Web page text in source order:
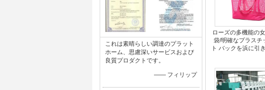
これは素晴らしい調達のプラット
ホーム、思慮深いサービスおよび
良質プロダクトです。
—— フィリップ
ローズの多機能の
袋/明確なプラスチ
ト バックを浜に引